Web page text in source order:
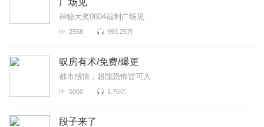
广场见
神秘大奖0804福利广场见
2558 993.25万
驭房有术/免费/爆更
都市感情，超能恐怖皆可入
5060 1.76亿
段子来了